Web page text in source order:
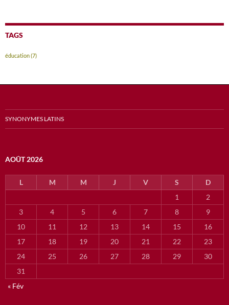
TAGS
éducation(7)
SYNONYMES LATINS
AOÛT 2026
L M M J V S
D
1
2
3
4 5 6 7 8
9
10
11 12 13 14 15
16
17
18 19 20 21 22
23
24
25 26 27 28 29
30
31
« Fév